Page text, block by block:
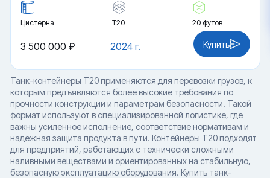
Цистерна Т20 20 футов
2024 г.
3 500 000 ₽ Купить
Танк-контейнеры T20 применяются для перевозки грузов, к
которым предъявляются более высокие требования по
прочности конструкции и параметрам безопасности. Такой
формат используют в специализированной логистике, где
важны усиленное исполнение, соответствие нормативам и
надёжная защита продукта в пути. Контейнеры T20 подходят
для предприятий, работающих с технически сложными
наливными веществами и ориентированных на стабильную,
безопасную эксплуатацию оборудования. Купить танк-